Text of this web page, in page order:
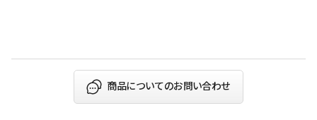
商品についてのお問い合わせ